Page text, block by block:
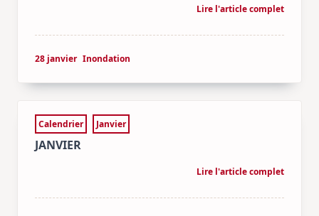
Lire l'article complet
28 janvier Inondation
Calendrier Janvier
JANVIER
Lire l'article complet